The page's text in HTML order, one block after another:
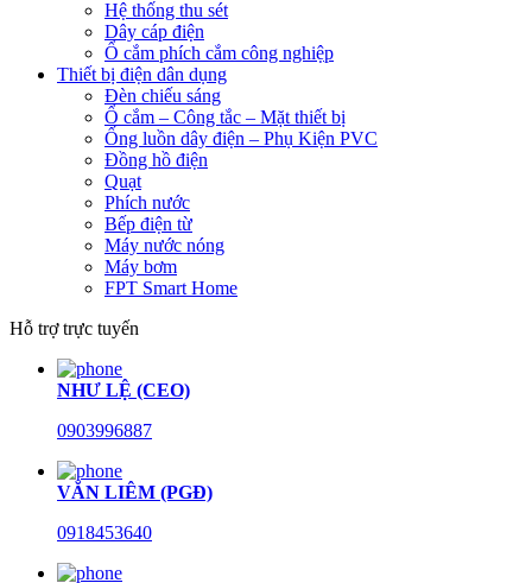
Hệ thống thu sét
Dây cáp điện
Ổ cắm phích cắm công nghiệp
Thiết bị điện dân dụng
Đèn chiếu sáng
Ổ cắm – Công tắc – Mặt thiết bị
Ống luồn dây điện – Phụ Kiện PVC
Đồng hồ điện
Quạt
Phích nước
Bếp điện từ
Máy nước nóng
Máy bơm
FPT Smart Home
Hỗ trợ trực tuyến
NHƯ LỆ (CEO)
0903996887
VĂN LIÊM (PGĐ)
0918453640